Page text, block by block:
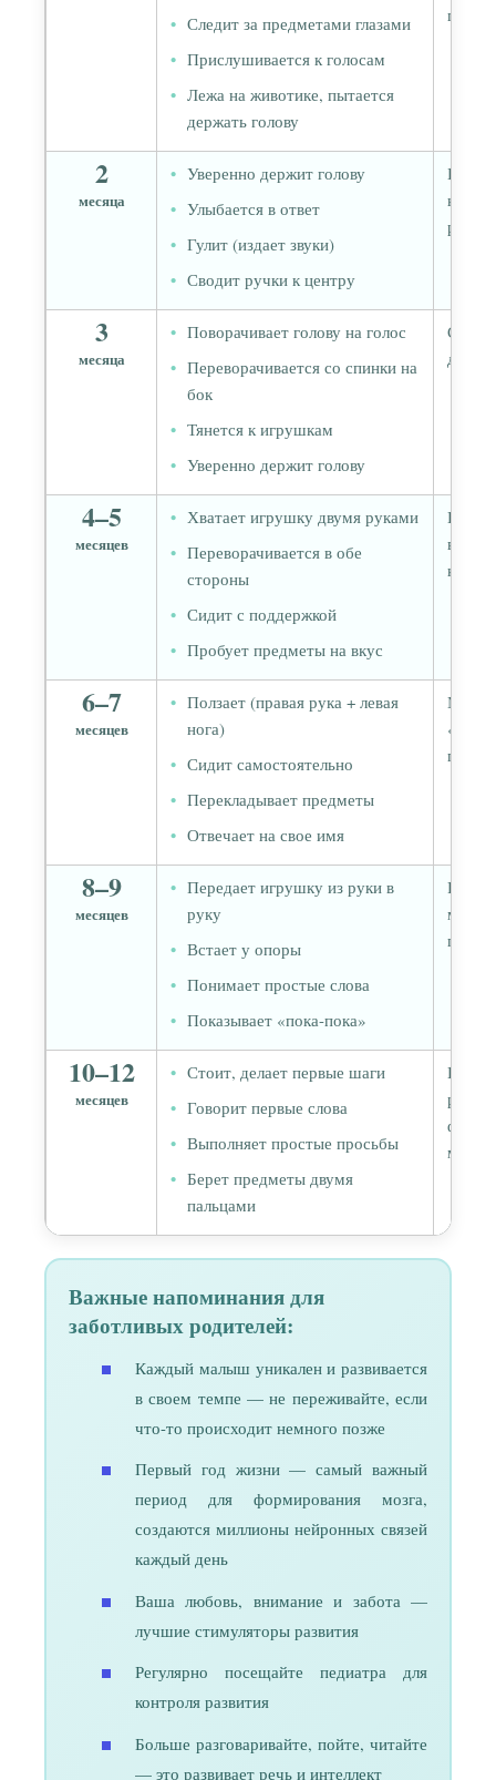
Следит за предметами глазами
Прислушивается к голосам
Лежа на животике, пытается
держать голову
2
месяца
Уверенно держит голову
Улыбается в ответ
Гулит (издает звуки)
Сводит ручки к центру
3
месяца
Поворачивает голову на голос
Переворачивается со спинки на
бок
Тянется к игрушкам
Уверенно держит голову
Связь
4–5
месяцев
Хватает игрушку двумя руками
Переворачивается в обе
стороны
Сидит с поддержкой
Пробует предметы на вкус
6–7
месяцев
Ползает (правая рука + левая
нога)
Сидит самостоятельно
Перекладывает предметы
Отвечает на свое имя
8–9
месяцев
Передает игрушку из руки в
руку
Встает у опоры
Понимает простые слова
Показывает «пока-пока»
10–12
месяцев
Стоит, делает первые шаги
Говорит первые слова
Выполняет простые просьбы
Берет предметы двумя
пальцами
мозга
Важные напоминания для
заботливых родителей:
Каждый малыш уникален и развивается
в своем темпе — не переживайте, если
что-то происходит немного позже
Первый год жизни — самый важный
период для формирования мозга,
создаются миллионы нейронных связей
каждый день
Ваша любовь, внимание и забота —
лучшие стимуляторы развития
Регулярно посещайте педиатра для
контроля развития
Больше разговаривайте, пойте, читайте
— это развивает речь и интеллект